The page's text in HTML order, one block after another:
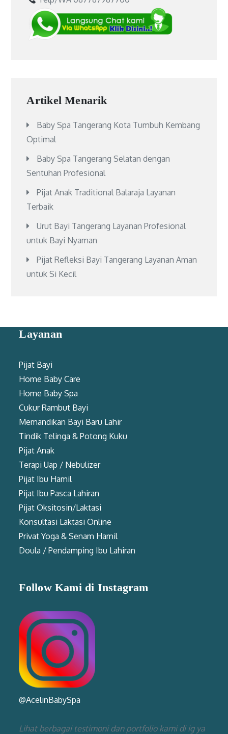
Artikel Menarik
Baby Spa Tangerang Kota Tumbuh Kembang
Optimal
Baby Spa Tangerang Selatan dengan
Sentuhan Profesional
Pijat Anak Traditional Balaraja Layanan
Terbaik
Urut Bayi Tangerang Layanan Profesional
untuk Bayi Nyaman
Pijat Refleksi Bayi Tangerang Layanan Aman
untuk Si Kecil
Layanan
Pijat Bayi
Home Baby Care
Home Baby Spa
Cukur Rambut Bayi
Memandikan Bayi Baru Lahir
Tindik Telinga & Potong Kuku
Pijat Anak
Terapi Uap / Nebulizer
Pijat Ibu Hamil
Pijat Ibu Pasca Lahiran
Pijat Oksitosin/Laktasi
Konsultasi Laktasi Online
Privat Yoga & Senam Hamil
Doula / Pendamping Ibu Lahiran
Follow Kami di Instagram
@AcelinBabySpa
Lihat berbagai testimoni dan portfolio kami di ig ya